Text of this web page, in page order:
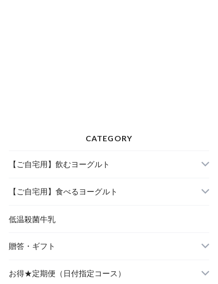
CATEGORY
【ご自宅用】飲むヨーグルト
【ご自宅用】食べるヨーグルト
低温殺菌牛乳
贈答・ギフト
飲むヨーグルト
お得★定期便（日付指定コース）